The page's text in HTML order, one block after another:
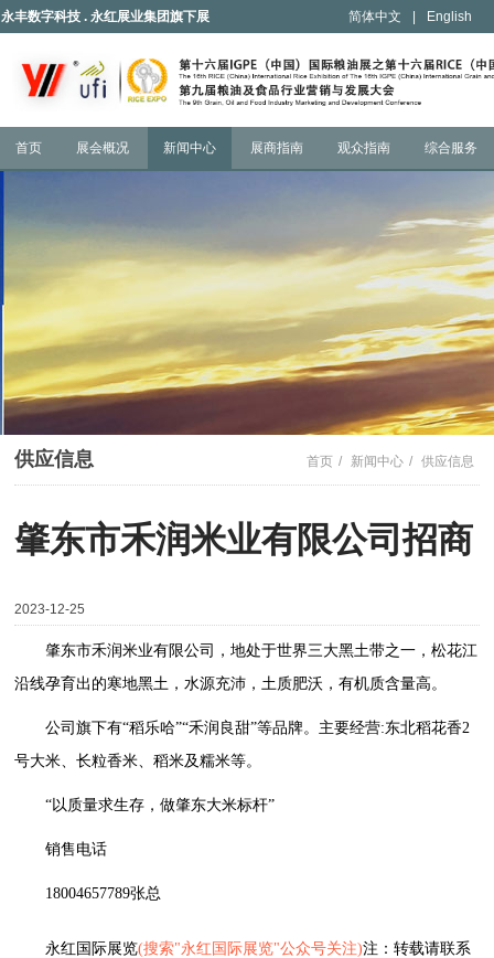
永丰数字科技 . 永红展业集团旗下展 简体中文 English
首页 展会概况 新闻中心 展商指南 观众指南 综合服务
供应信息 首页 / 新闻中心 / 供应信息
肇东市禾润米业有限公司招商
2023-12-25
肇东市禾润米业有限公司，地处于世界三大黑土带之一，松花江
沿线孕育出的寒地黑土，水源充沛，土质肥沃，有机质含量高。
公司旗下有“稻乐哈”“禾润良甜”等品牌。主要经营:东北稻花香2
号大米、长粒香米、稻米及糯米等。
“以质量求生存，做肇东大米标杆”
销售电话
18004657789张总
永红国际展览(搜索"永红国际展览"公众号关注)注：转载请联系